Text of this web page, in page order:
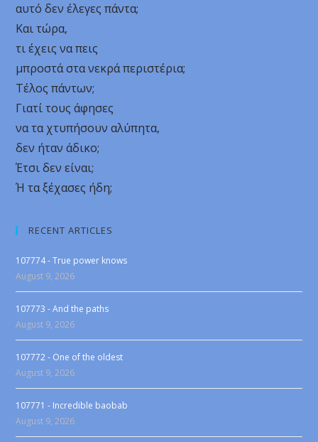
αυτό δεν έλεγες πάντα;
Και τώρα,
τι έχεις να πεις
μπροστά στα νεκρά περιστέρια;
Τέλος πάντων;
Γιατί τους άφησες
να τα χτυπήσουν αλύπητα,
δεν ήταν άδικο;
Έτσι δεν είναι;
Ή τα ξέχασες ήδη;
RECENT ARTICLES
107774 - True power knows
August 9, 2026
107773 - And the paths
August 9, 2026
107772 - One of the oldest
August 9, 2026
107771 - Incredible baobab
August 9, 2026